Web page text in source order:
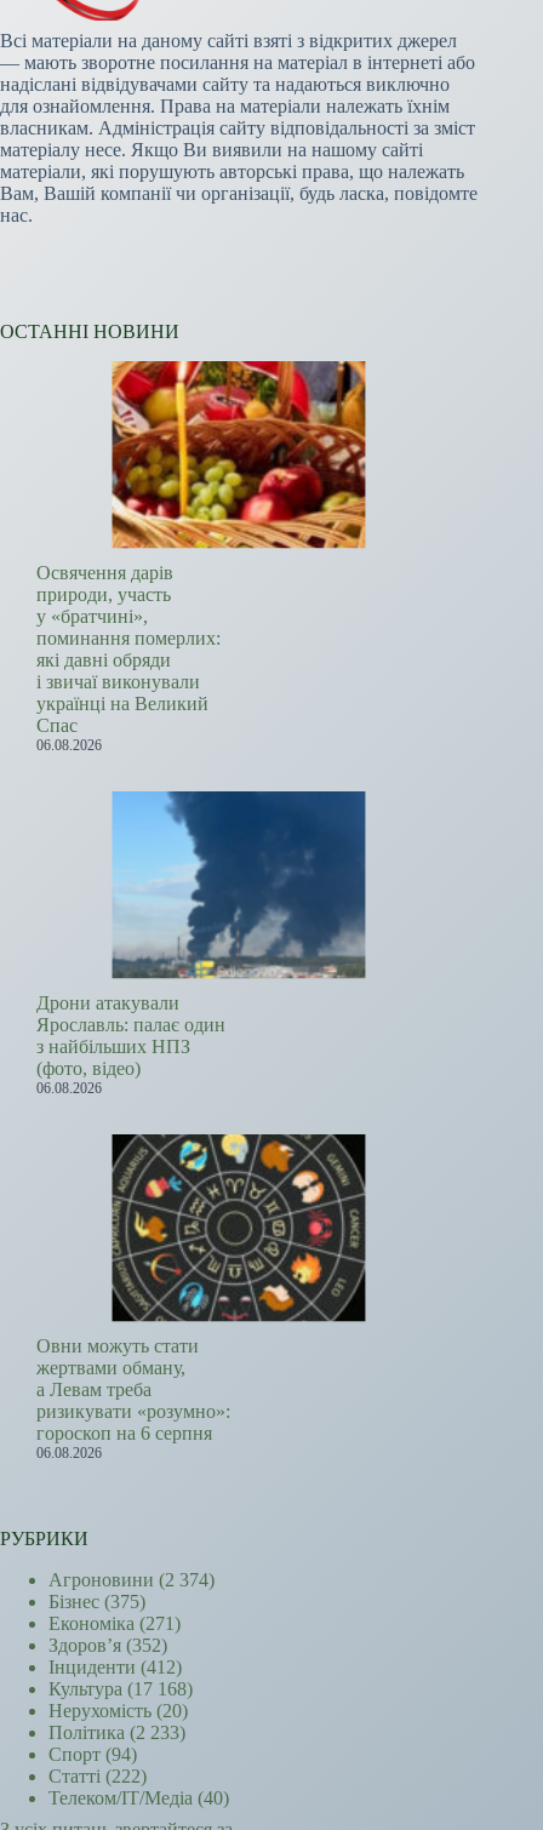
Всі матеріали на даному сайті взяті з відкритих джерел
— мають зворотне посилання на матеріал в інтернеті або
надіслані відвідувачами сайту та надаються виключно
для ознайомлення. Права на матеріали належать їхнім
власникам. Адміністрація сайту відповідальності за зміст
матеріалу несе. Якщо Ви виявили на нашому сайті
матеріали, які порушують авторські права, що належать
Вам, Вашій компанії чи організації, будь ласка, повідомте
нас.
ОСТАННІ НОВИНИ
Освячення дарів
природи, участь
у «братчині»,
поминання померлих:
які давні обряди
і звичаї виконували
українці на Великий
Спас
06.08.2026
Дрони атакували
Ярославль: палає один
з найбільших НПЗ
(фото, відео)
06.08.2026
Овни можуть стати
жертвами обману,
а Левам треба
ризикувати «розумно»:
гороскоп на 6 серпня
06.08.2026
РУБРИКИ
Агроновини (2 374)
Бізнес (375)
Економіка (271)
Здоров’я (352)
Інциденти (412)
Культура (17 168)
Нерухомість (20)
Політика (2 233)
Спорт (94)
Статті (222)
Телеком/ІТ/Медіа (40)